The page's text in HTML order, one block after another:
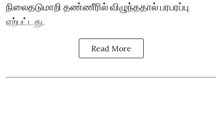
நிலைதடுமாறி தண்ணீரில் விழுந்ததால் பரபரப்பு
ஏற்பட்டது.
Read More